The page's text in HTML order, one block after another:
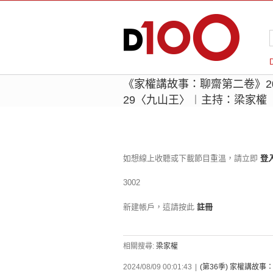
《家權講故事：聊齋第二卷
29〈九山王〉︱主持：梁家權
如想線上收聽或下載節目重溫，請立即 登
3002
新建帳戶，這請按此 註冊
相關搜尋: 梁家權
2024/08/09 00:01:43 (第36季) 家權講故事